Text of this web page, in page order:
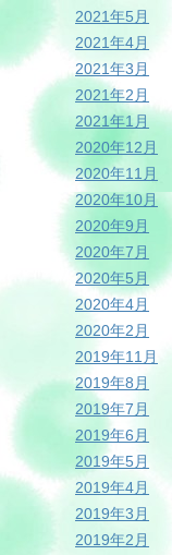
2021年5月
2021年4月
2021年3月
2021年2月
2021年1月
2020年12月
2020年11月
2020年10月
2020年9月
2020年7月
2020年5月
2020年4月
2020年2月
2019年11月
2019年8月
2019年7月
2019年6月
2019年5月
2019年4月
2019年3月
2019年2月